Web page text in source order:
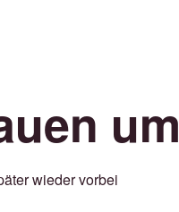
um
wieder vorbei